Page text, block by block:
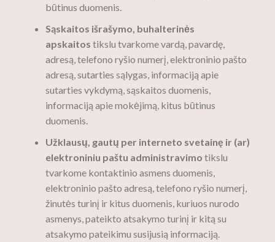
būtinus duomenis.
Sąskaitos išrašymo, buhalterinės
apskaitos tikslu tvarkome vardą, pavardę,
adresą, telefono ryšio numerį, elektroninio pašto
adresą, sutarties sąlygas, informaciją apie
sutarties vykdymą, sąskaitos duomenis,
informaciją apie mokėjimą, kitus būtinus
duomenis.
Užklausų, gautų per interneto svetainę ir (ar)
elektroniniu paštu administravimo tikslu
tvarkome kontaktinio asmens duomenis,
elektroninio pašto adresą, telefono ryšio numerį,
žinutės turinį ir kitus duomenis, kuriuos nurodo
asmenys, pateikto atsakymo turinį ir kitą su
atsakymo pateikimu susijusią informaciją.